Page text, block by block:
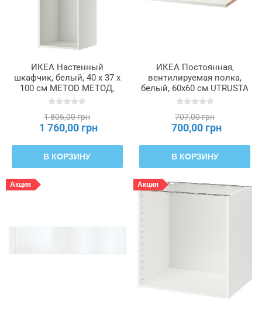
ИКЕА Настенный
шкафчик, белый, 40 x 37 x
100 см METOD МЕТОД,
502.055.32
1 806,00 грн
1 760,00 грн
В КОРЗИНУ
ИКЕА Постоянная,
вентилируемая полка,
белый, 60x60 см UTRUSTA
УТРУСТА, 902.135.73
707,00 грн
700,00 грн
В КОРЗИНУ
Акция Акция